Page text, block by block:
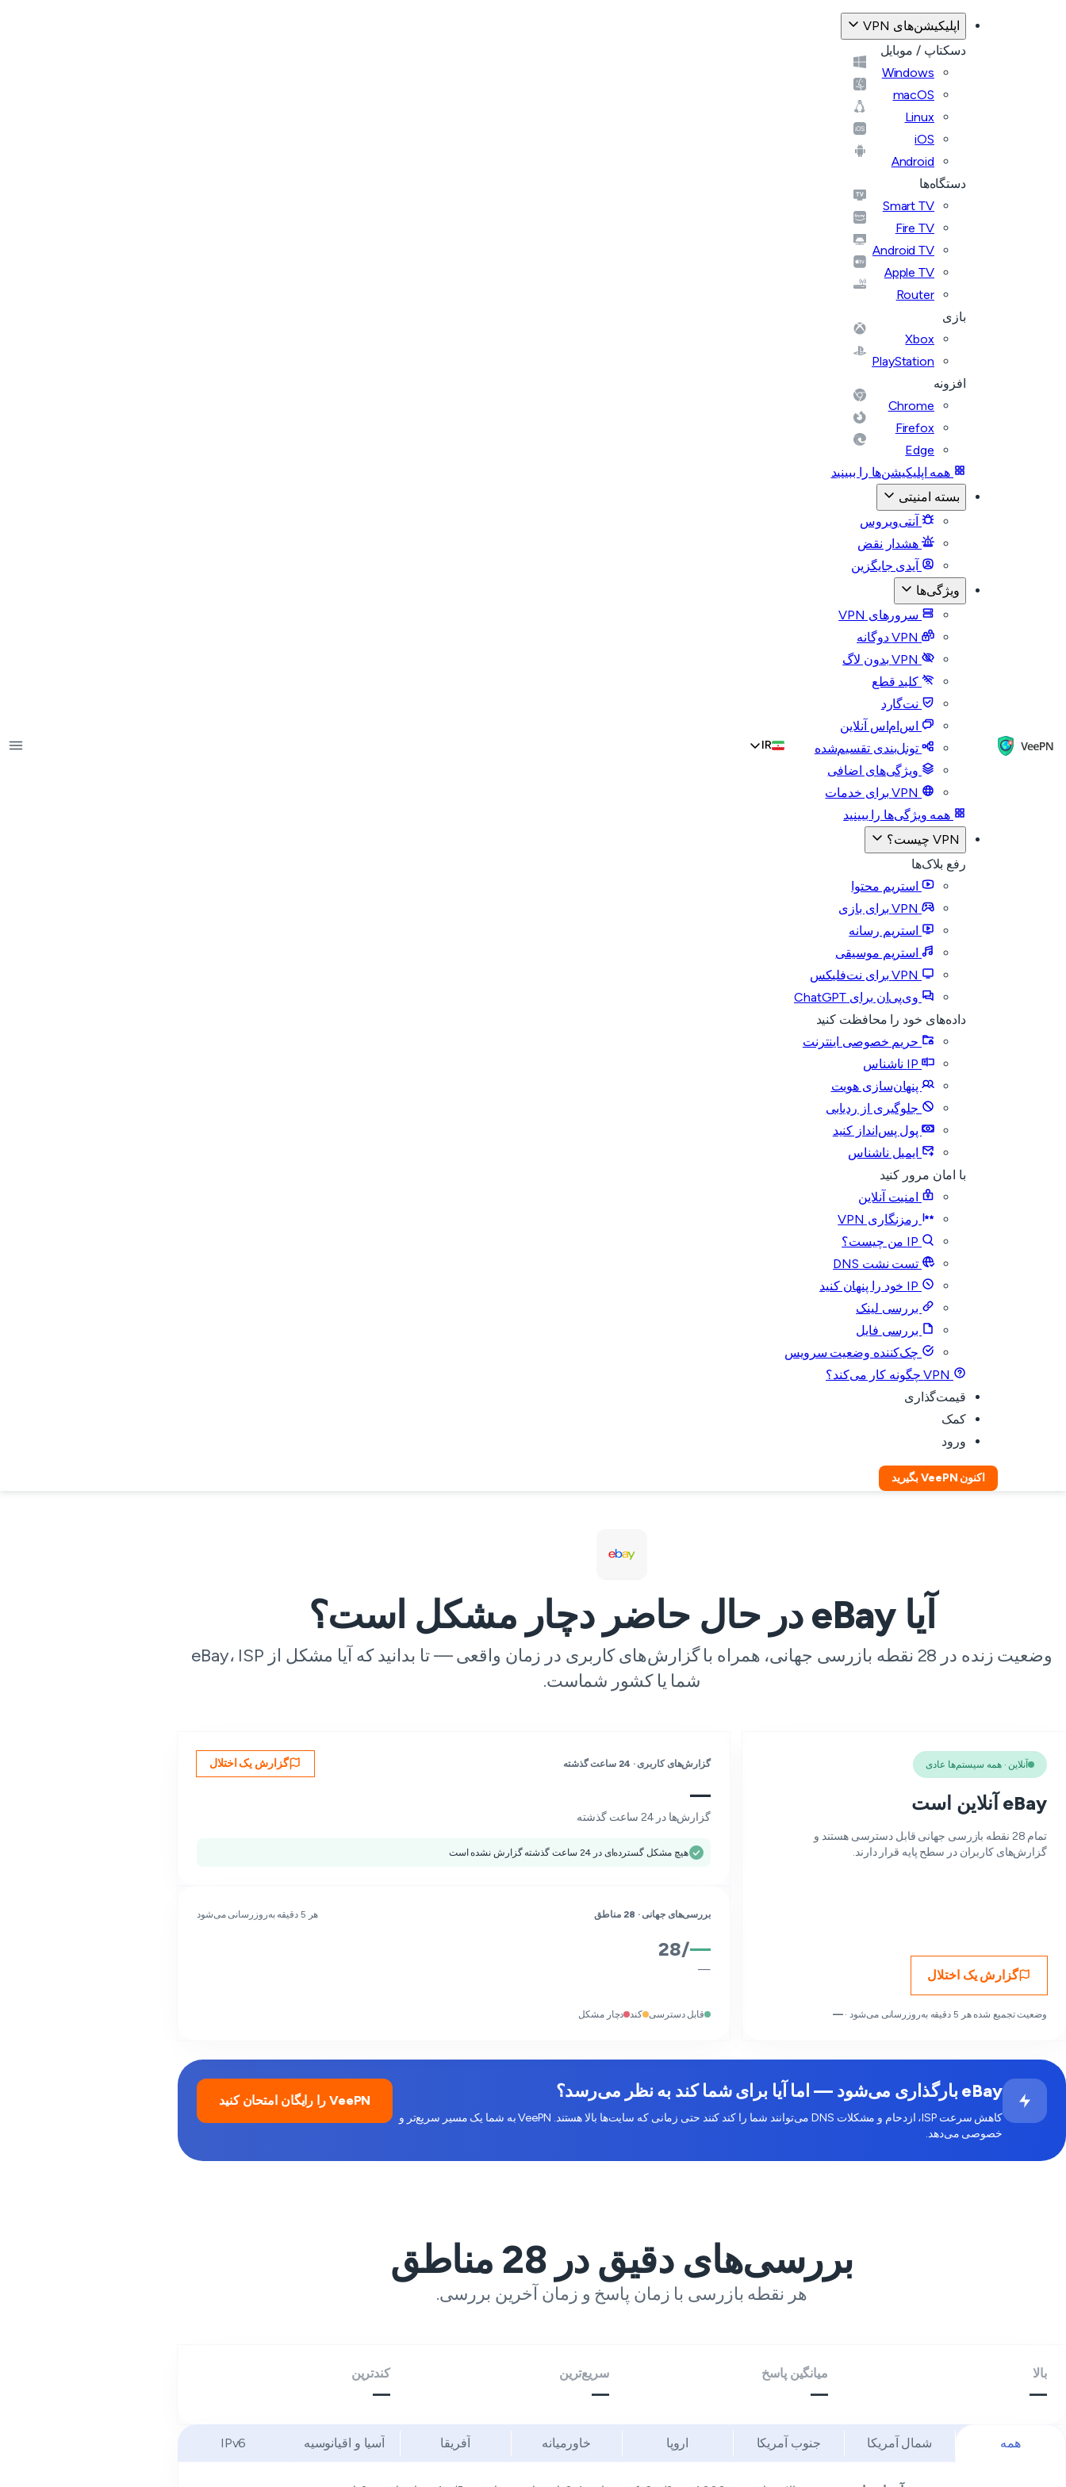
اپلیکیشن‌های VPN
دسکتاپ / موبایل
Windows
macOS
Linux
iOS
Android
دستگاه‌ها
Smart TV
Fire TV
Android TV
Apple TV
Router
بازی
Xbox
PlayStation
افزونه
Chrome
Firefox
Edge
همه اپلیکیشن‌ها را ببینید
بسته امنیتی
آنتی‌ویروس
هشدار نقض
آیدی جایگزین
ویژگی‌ها
سرورهای VPN
کلید قطع
نت‌گارد
اس‌ام‌اس آنلاین
تونل‌بندی تقسیم‌شده
ویژگی‌های اضافی
همه ویژگی‌ها را ببینید
VPN چیست؟
رفع بلاک‌ها
استریم محتوا
استریم رسانه
استریم موسیقی
وی‌پی‌ان برای ChatGPT
داده‌های خود را محافظت کنید
حریم خصوصی اینترنت
پنهان‌سازی هویت
جلوگیری از ردیابی
پول پس‌انداز کنید
ایمیل ناشناس
با امان مرور کنید
امنیت آنلاین
رمزنگاری VPN
تست نشت DNS
بررسی لینک
بررسی فایل
چک‌کننده وضعیت سرویس
قیمت‌گذاری
کمک
ورود
اکنون VeePN بگیرید
IR
آیا eBay در حال حاضر دچار مشکل است؟
وضعیت زنده در 28 نقطه بازرسی جهانی، همراه با گزارش‌های کاربری در زمان واقعی — تا بدانید که آیا مشکل از eBay، ISP
شما یا کشور شماست.
آنلاین · همه سیستم‌ها عادی
eBay آنلاین است
تمام 28 نقطه بازرسی جهانی قابل دسترسی هستند و
گزارش‌های کاربران در سطح پایه قرار دارند.
گزارش یک اختلال
وضعیت تجمیع شده هر 5 دقیقه به‌روزرسانی می‌شود · —
گزارش‌های کاربری · 24 ساعت گذشته گزارش یک اختلال
—
گزارش‌ها در 24 ساعت گذشته
هیچ مشکل گسترده‌ای در 24 ساعت گذشته گزارش نشده است
بررسی‌های جهانی · 28 مناطق هر 5 دقیقه به‌روزرسانی می‌شود
—
/
28
—
قابل دسترسی کند دچار مشکل
eBay بارگذاری می‌شود — اما آیا برای شما کند به نظر می‌رسد؟
کاهش سرعت ISP، ازدحام و مشکلات DNS می‌توانند شما را کند کنند حتی زمانی که سایت‌ها بالا هستند. VeePN به شما یک مسیر سریع‌تر و
خصوصی می‌دهد.
VeePN را رایگان امتحان کنید
بررسی‌های دقیق در 28مناطق
هر نقطه بازرسی با زمان پاسخ و زمان آخرین بررسی.
بالا
—
میانگین پاسخ
—
سریع‌ترین
—
کندترین
—
همه شمال آمریکا جنوب آمریکا اروپا خاورمیانه آفریقا آسیا و اقیانوسیه IPv6